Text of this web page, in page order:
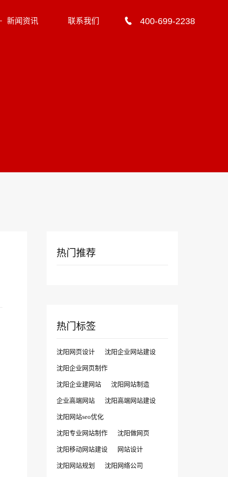
新闻资讯 联系我们 400-699-2238
热门推荐
热门标签
沈阳网页设计 沈阳企业网站建设
沈阳企业网页制作
沈阳企业建网站 沈阳网站制造
企业高端网站 沈阳高端网站建设
沈阳网站seo优化
沈阳专业网站制作 沈阳做网页
沈阳移动网站建设 网站设计
沈阳网站规划 沈阳网络公司